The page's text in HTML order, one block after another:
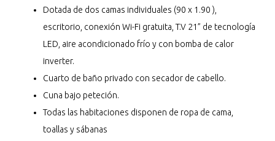
Dotada de dos camas individuales (90 x 1.90 ),
escritorio, conexión Wi-Fi gratuita, T.V 21” de tecnología
LED, aire acondicionado frío y con bomba de calor
inverter.
Cuarto de baño privado con secador de cabello.
Cuna bajo peteción.
Todas las habitaciones disponen de ropa de cama,
toallas y sábanas